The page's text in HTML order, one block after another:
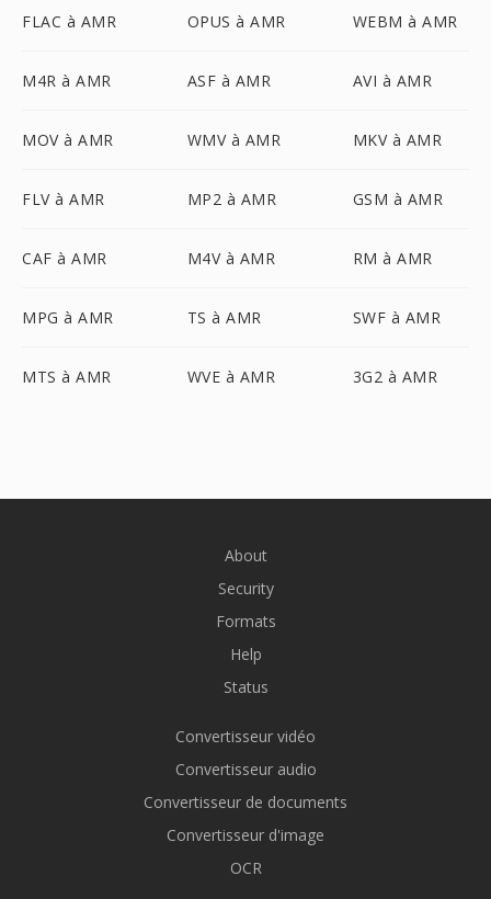
FLAC à AMR OPUS à AMR WEBM à AMR
M4R à AMR ASF à AMR AVI à AMR
MOV à AMR WMV à AMR MKV à AMR
FLV à AMR MP2 à AMR GSM à AMR
CAF à AMR M4V à AMR RM à AMR
MPG à AMR TS à AMR SWF à AMR
MTS à AMR WVE à AMR 3G2 à AMR
About
Security
Formats
Help
Status
Convertisseur vidéo
Convertisseur audio
Convertisseur de documents
Convertisseur d'image
OCR